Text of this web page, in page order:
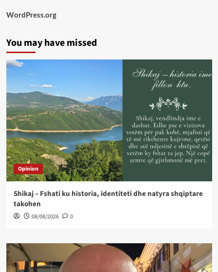
WordPress.org
You may have missed
Opinion
Shikaj – Fshati ku historia, identiteti dhe natyra shqiptare
takohen
08/08/2026 0